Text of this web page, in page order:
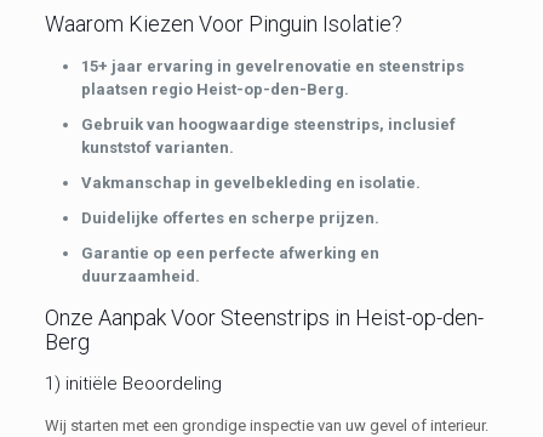
Waarom Kiezen Voor Pinguin Isolatie?
15+ jaar ervaring in gevelrenovatie en steenstrips
plaatsen regio Heist-op-den-Berg.
Gebruik van hoogwaardige steenstrips, inclusief
kunststof varianten.
Vakmanschap in gevelbekleding en isolatie.
Duidelijke offertes en scherpe prijzen.
Garantie op een perfecte afwerking en
duurzaamheid.
Onze Aanpak Voor Steenstrips in Heist-op-den-
Berg
1) initiële Beoordeling
Wij starten met een grondige inspectie van uw gevel of interieur.